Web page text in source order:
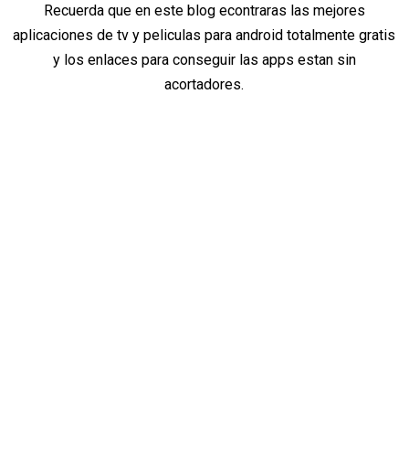
Recuerda que en este blog econtraras las mejores
aplicaciones de tv y peliculas para android totalmente gratis
y los enlaces para conseguir las apps estan sin
acortadores.